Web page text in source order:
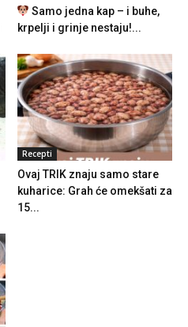
Samo jedna kap – i buhe,
krpelji i grinje nestaju!...
Recepti
Ovaj TRIK znaju samo stare
kuharice: Grah će omekšati za
15...